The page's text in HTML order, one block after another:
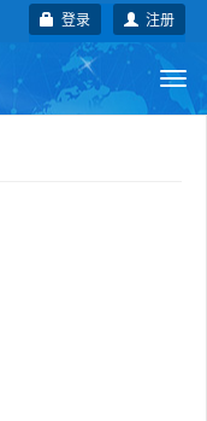
注册
登录